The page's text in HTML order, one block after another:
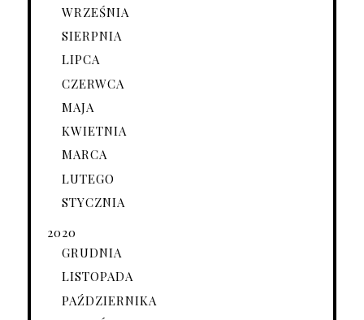
WRZEŚNIA
SIERPNIA
LIPCA
CZERWCA
MAJA
KWIETNIA
MARCA
LUTEGO
STYCZNIA
2020
GRUDNIA
LISTOPADA
PAŹDZIERNIKA